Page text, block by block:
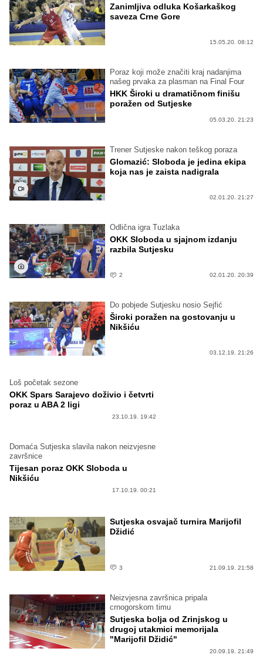
Zanimljiva odluka Košarkaškog
saveza Crne Gore
15.05.20. 08:12
Poraz koji može značiti kraj nadanjima
našeg prvaka za plasman na Final Four
HKK Široki u dramatičnom finišu
poražen od Sutjeske
05.03.20. 21:23
Trener Sutjeske nakon teškog poraza
Glomazić: Sloboda je jedina ekipa
koja nas je zaista nadigrala
02.01.20. 21:27
Odlična igra Tuzlaka
OKK Sloboda u sjajnom izdanju
razbila Sutjesku
2 02.01.20. 20:39
Do pobjede Sutjesku nosio Sejfić
Široki poražen na gostovanju u
Nikšiću
03.12.19. 21:26
Loš početak sezone
OKK Spars Sarajevo doživio i četvrti
poraz u ABA 2 ligi
23.10.19. 19:42
Domaća Sutjeska slavila nakon neizvjesne
završnice
Tijesan poraz OKK Sloboda u
Nikšiću
17.10.19. 00:21
Sutjeska osvajač turnira Marijofil
Džidić
3 21.09.19. 21:58
Neizvjesna završnica pripala
crnogorskom timu
Sutjeska bolja od Zrinjskog u
drugoj utakmici memorijala
"Marijofil Džidić"
20.09.19. 21:49